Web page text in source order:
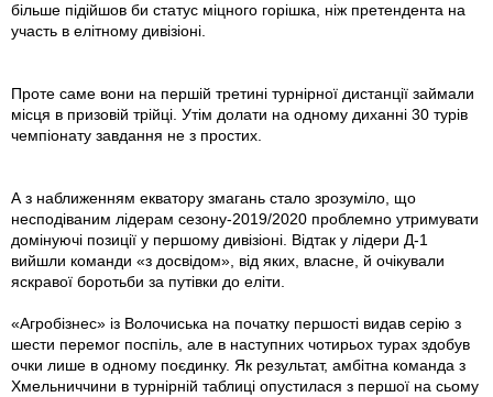
більше підійшов би статус міцного горішка, ніж претендента на
участь в елітному дивізіоні.
Проте саме вони на першій третині турнірної дистанції займали
місця в призовій трійці. Утім долати на одному диханні 30 турів
чемпіонату завдання не з простих.
А з наближенням екватору змагань стало зрозуміло, що
несподіваним лідерам сезону-2019/2020 проблемно утримувати
домінуючі позиції у першому дивізіоні. Відтак у лідери Д-1
вийшли команди «з досвідом», від яких, власне, й очікували
яскравої боротьби за путівки до еліти.
«Агробізнес» із Волочиська на початку першості видав серію з
шести перемог поспіль, але в наступних чотирьох турах здобув
очки лише в одному поєдинку. Як результат, амбітна команда з
Хмельниччини в турнірній таблиці опустилася з першої на сьому